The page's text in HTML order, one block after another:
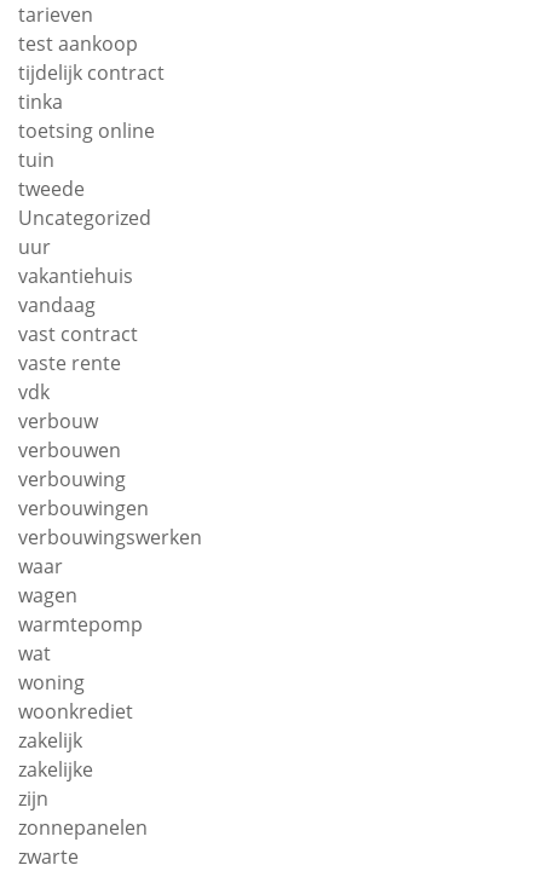
tarieven
test aankoop
tijdelijk contract
tinka
toetsing online
tuin
tweede
Uncategorized
uur
vakantiehuis
vandaag
vast contract
vaste rente
vdk
verbouw
verbouwen
verbouwing
verbouwingen
verbouwingswerken
waar
wagen
warmtepomp
wat
woning
woonkrediet
zakelijk
zakelijke
zijn
zonnepanelen
zwarte